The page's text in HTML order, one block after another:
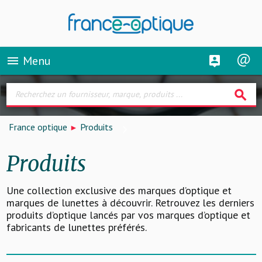
menu Menu
search
France optique Produits
Produits
Une collection exclusive des marques d’optique et
marques de lunettes à découvrir. Retrouvez les derniers
produits d’optique lancés par vos marques d’optique et
fabricants de lunettes préférés.